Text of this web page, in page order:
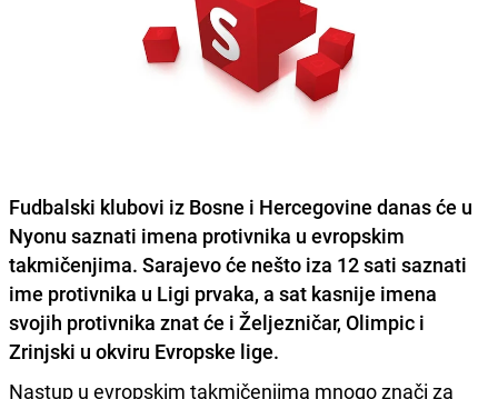
Fudbalski klubovi iz Bosne i Hercegovine danas će u
Nyonu saznati imena protivnika u evropskim
takmičenjima. Sarajevo će nešto iza 12 sati saznati
ime protivnika u Ligi prvaka, a sat kasnije imena
svojih protivnika znat će i Željezničar, Olimpic i
Zrinjski u okviru Evropske lige.
Nastup u evropskim takmičenjima mnogo znači za